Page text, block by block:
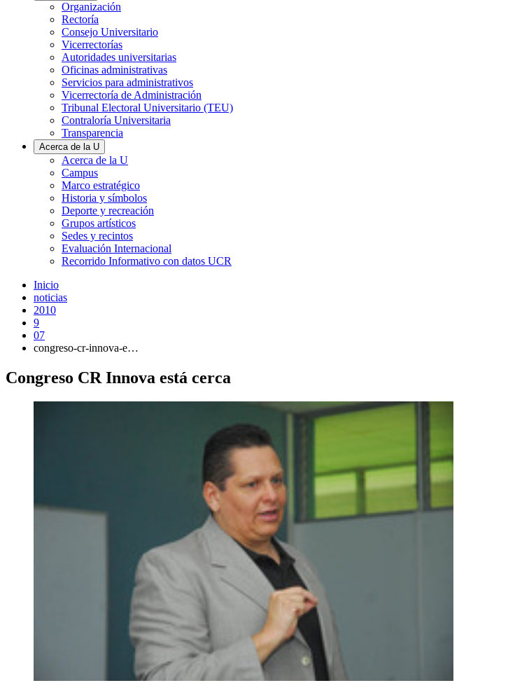
Organización
Rectoría
Consejo Universitario
Vicerrectorías
Autoridades universitarias
Oficinas administrativas
Servicios para administrativos
Vicerrectoría de Administración
Tribunal Electoral Universitario (TEU)
Contraloría Universitaria
Transparencia
Acerca de la U
Acerca de la U
Campus
Marco estratégico
Historia y símbolos
Deporte y recreación
Grupos artísticos
Sedes y recintos
Evaluación Internacional
Recorrido Informativo con datos UCR
Inicio
noticias
2010
9
07
congreso-cr-innova-e…
Congreso CR Innova está cerca